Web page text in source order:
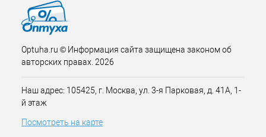
Optuha.ru © Информация сайта защищена законом об
авторских правах. 2026
Наш адрес: 105425, г. Москва, ул. 3-я Парковая, д. 41А, 1-
й этаж
Посмотреть на карте